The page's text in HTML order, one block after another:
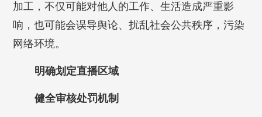
加工，不仅可能对他人的工作、生活造成严重影
响，也可能会误导舆论、扰乱社会公共秩序，污染
网络环境。
明确划定直播区域
健全审核处罚机制